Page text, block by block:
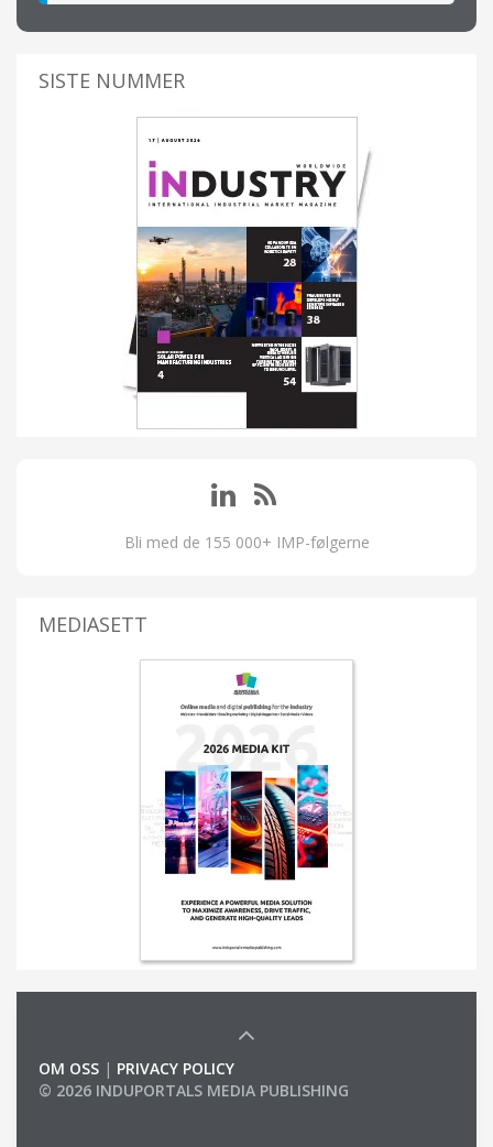
SISTE NUMMER
Bli med de 155 000+ IMP-følgerne
MEDIASETT
OM OSS | PRIVACY POLICY
© 2026 INDUPORTALS MEDIA PUBLISHING